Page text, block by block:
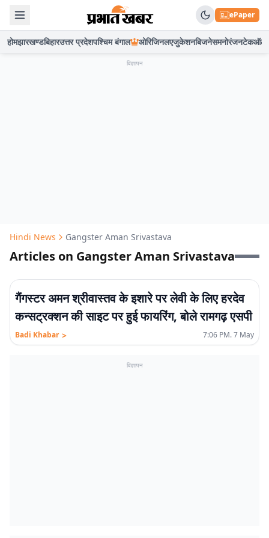
ePaper
होमझारखण्डबिहारउत्तर प्रदेशपश्चिम बंगाल ओरिजिनलएजुकेशनबिजनेसमनोरंजनटेकऑटो
विज्ञापन
Hindi News Gangster Aman Srivastava
Articles on Gangster Aman Srivastava
गैंगस्टर अमन श्रीवास्तव के इशारे पर लेवी के लिए हरदेव
कन्सट्रक्शन की साइट पर हुई फायरिंग, बोले रामगढ़ एसपी
Badi Khabar > 7:06 PM. 7 May
विज्ञापन